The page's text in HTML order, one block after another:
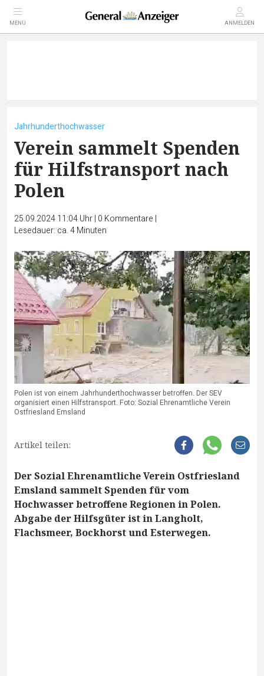
MENÜ ANMELDEN
Jahrhunderthochwasser
Verein sammelt Spenden
für Hilfstransport nach
Polen
25.09.2024 11:04 Uhr| 0 Kommentare |
Lesedauer: ca. 4 Minuten
Polen ist von einem Jahrhunderthochwasser betroffen. Der SEV
organisiert einen Hilfstransport. Foto: Sozial Ehrenamtliche Verein
Ostfriesland Emsland
Artikel teilen:
Der Sozial Ehrenamtliche Verein Ostfriesland
Emsland sammelt Spenden für vom
Hochwasser betroffene Regionen in Polen.
Abgabe der Hilfsgüter ist in Langholt,
Flachsmeer, Bockhorst und Esterwegen.